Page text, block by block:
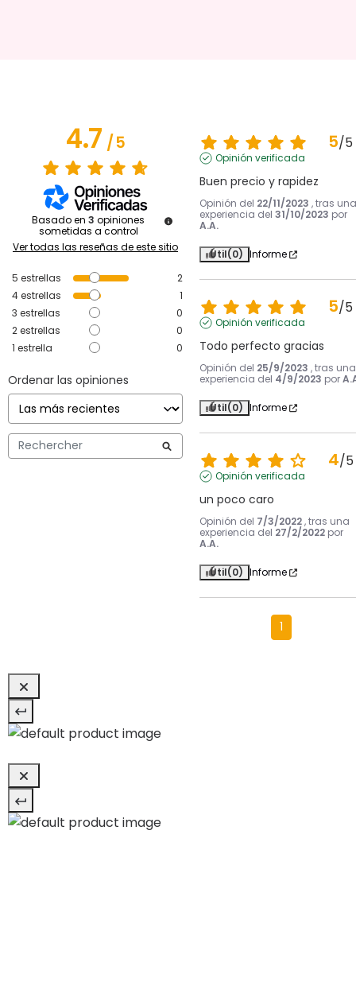
4.7/5
Basado en 3 opiniones
sometidas a control
Ver todas las reseñas de este sitio
5 estrellas
2
4estrellas
1
3 estrellas
0
2estrellas
0
1 estrella 0
Ordenar las opiniones
5/5
Opinión verificada
Buen precio y rapidez
Opinión del 22/11/2023 , tras una
experiencia del 31/10/2023 por
A.A.
Útil(0) Informe
5/5
Opinión verificada
Todo perfecto gracias
Opinión del 25/9/2023 , tras una
experiencia del 4/9/2023 por
Útil(0) Informe
4/5
Opinión verificada
un poco caro
Opinión del 7/3/2022 , tras una
experiencia del 27/2/2022 por
A.A.
Útil(0) Informe
1